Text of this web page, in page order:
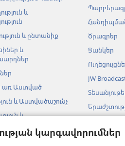
կարգավորումներ
և
և ընտանիք
և
առ Աստված
և Աստվածաշունչ
և
Ծրագրեր
Ցանկեր
JW